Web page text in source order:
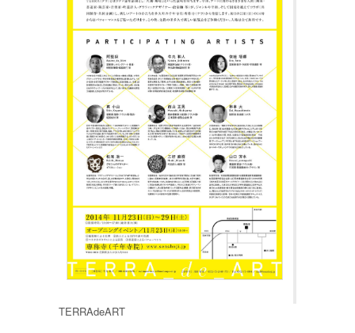
TERRAdeART